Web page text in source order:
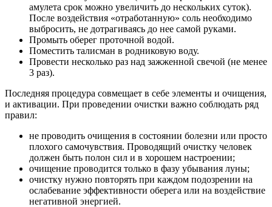
амулета срок можно увеличить до нескольких суток).
После воздействия «отработанную» соль необходимо
выбросить, не дотрагиваясь до нее самой руками.
Промыть оберег проточной водой.
Поместить талисман в родниковую воду.
Провести несколько раз над зажженной свечой (не менее
3 раз).
Последняя процедура совмещает в себе элементы и очищения,
и активации. При проведении очистки важно соблюдать ряд
правил:
не проводить очищения в состоянии болезни или просто
плохого самочувствия. Проводящий очистку человек
должен быть полон сил и в хорошем настроении;
очищение проводится только в фазу убывания луны;
очистку нужно повторять при каждом подозрении на
ослабевание эффективности оберега или на воздействие
негативной энергией.